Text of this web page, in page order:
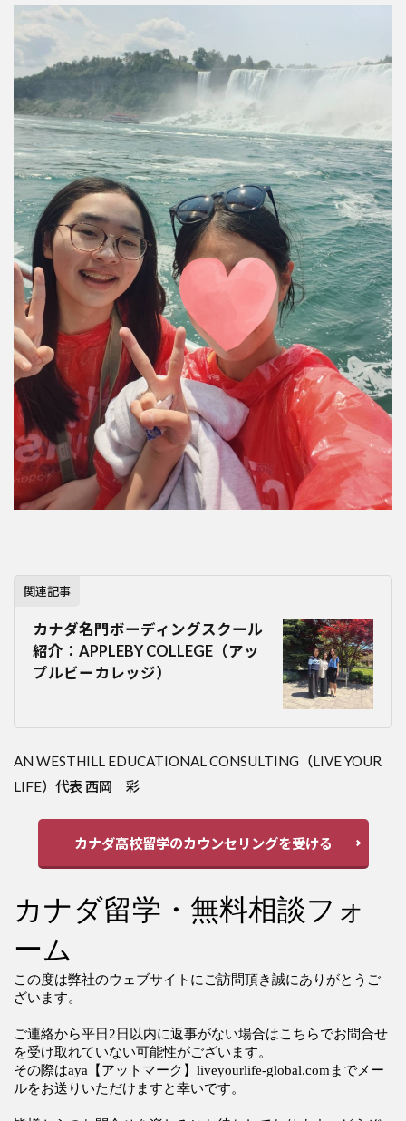
関連記事
カナダ名門ボーディングスクール
紹介：APPLEBY COLLEGE（アッ
プルビーカレッジ）
AN WESTHILL EDUCATIONAL CONSULTING（LIVE YOUR
LIFE）代表 西岡 彩
カナダ高校留学のカウンセリングを受ける